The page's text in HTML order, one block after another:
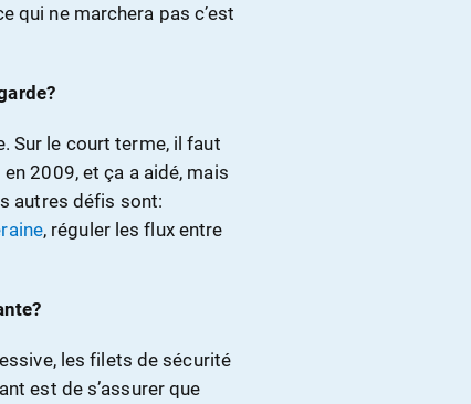
qui ne marchera pas c’est
Sur le court terme, il faut
2009, et ça a aidé, mais
autres défis sont:
, réguler les flux entre
les filets de sécurité
est de s’assurer que